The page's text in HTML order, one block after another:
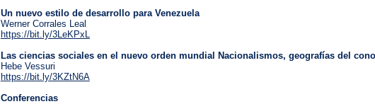
Un nuevo estilo de desarrollo para Venezuela
Werner Corrales Leal
https://bit.ly/3LeKPxL
Las ciencias sociales en el nuevo orden mundial Nacionalismos, geografías del
Hebe Vessuri
https://bit.ly/3KZtN6A
Conferencias